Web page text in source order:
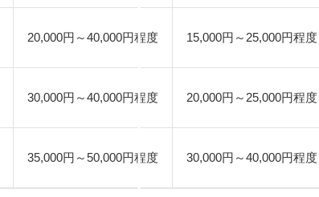
20,000円～40,000円程度 15,000円～25,000円程度
30,000円～40,000円程度 20,000円～25,000円程度
35,000円～50,000円程度 30,000円～40,000円程度